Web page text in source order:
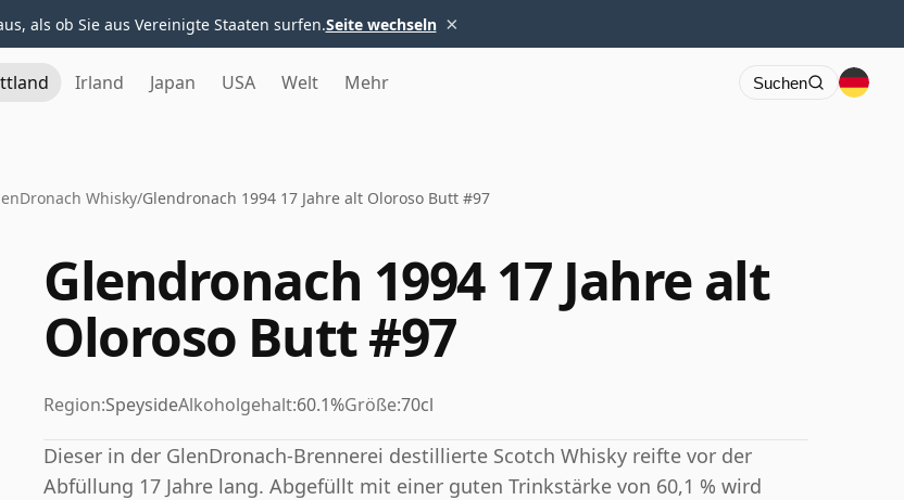
als ob Sie aus Vereinigte Staaten surfen.Seite wechseln ×
Irland Japan USA Welt Mehr Suchen
Whisky/Glendronach 1994 17 Jahre alt Oloroso Butt #97
Glendronach 1994 17 Jahre alt
Oloroso Butt #97
Region:SpeysideAlkoholgehalt:60.1%Größe:70cl
Dieser in der GlenDronach-Brennerei destillierte Scotch Whisky reifte vor der
Abfüllung 17 Jahre lang. Abgefüllt mit einer guten Trinkstärke von 60,1 % wird